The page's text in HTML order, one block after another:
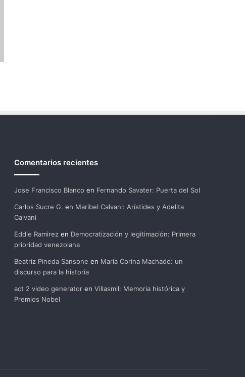
Comentarios recientes
Jose Francisco Blanco en Fernando Savater: Puerta del Sol
Carlos Sucre G. en Maribel Calvani: Arístides y Adelita
Calvani
Eddie Ramirezen Democratización y legitimación: Primera
prioridad venezolana
Beatriz Pineda Sansone en María Corina Machado: un
discurso para la historia
act 2 video generatoren Villasmil: Memoria histórica y
Premios Nobel